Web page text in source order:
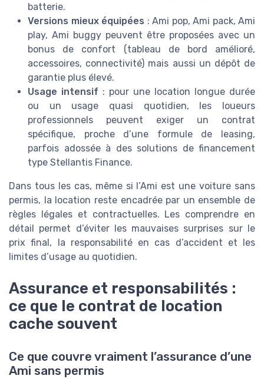
batterie.
Versions mieux équipées : Ami pop, Ami pack, Ami
play, Ami buggy peuvent être proposées avec un
bonus de confort (tableau de bord amélioré,
accessoires, connectivité) mais aussi un dépôt de
garantie plus élevé.
Usage intensif : pour une location longue durée
ou un usage quasi quotidien, les loueurs
professionnels peuvent exiger un contrat
spécifique, proche d’une formule de leasing,
parfois adossée à des solutions de financement
type Stellantis Finance.
Dans tous les cas, même si l’Ami est une voiture sans
permis, la location reste encadrée par un ensemble de
règles légales et contractuelles. Les comprendre en
détail permet d’éviter les mauvaises surprises sur le
prix final, la responsabilité en cas d’accident et les
limites d’usage au quotidien.
Assurance et responsabilités :
ce que le contrat de location
cache souvent
Ce que couvre vraiment l’assurance d’une
Ami sans permis